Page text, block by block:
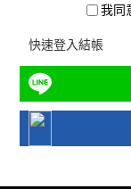
我同
快速登入結帳